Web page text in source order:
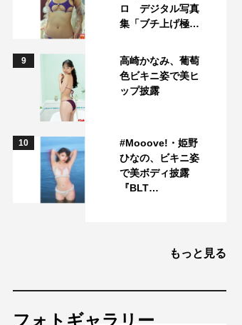
ロ デジタル写真
集「ブチ上げ極…
9
高崎かなみ、葡萄
色ビキニ姿で美ヒ
ップ披露
10
#Mooove!・姫野
ひなの、ビキニ姿
で美ボディ披露
『BLT…
もっと見る
フォトギャラリー